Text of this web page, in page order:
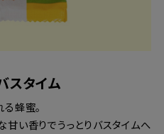
スタイム
蜂蜜。
い香りでうっとりバスタイムへ